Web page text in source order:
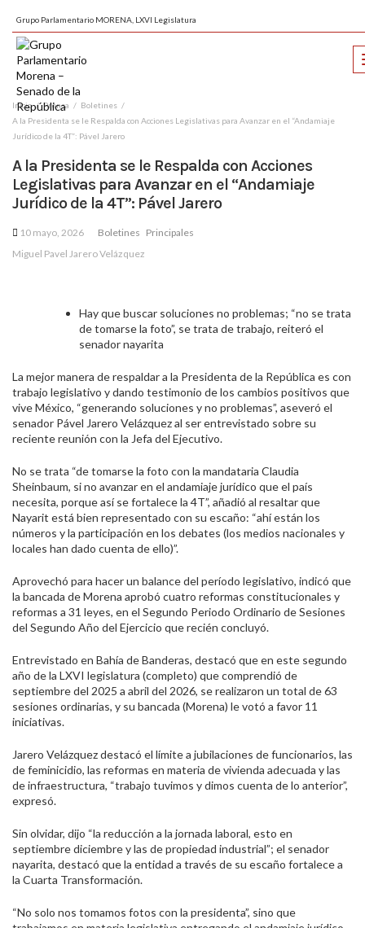
Grupo Parlamentario MORENA, LXVI Legislatura
Inicio Prensa
Boletines
A la Presidenta se le Respalda con Acciones Legislativas para Avanzar en el “Andamiaje
Jurídico de la 4T”: Pável Jarero
A la Presidenta se le Respalda con Acciones
Legislativas para Avanzar en el “Andamiaje
Jurídico de la 4T”: Pável Jarero
10 mayo, 2026 Boletines Principales
Miguel Pavel Jarero Velázquez
Hay que buscar soluciones no problemas; “no se trata
de tomarse la foto”, se trata de trabajo, reiteró el
senador nayarita
La mejor manera de respaldar a la Presidenta de la República es con
trabajo legislativo y dando testimonio de los cambios positivos que
vive México, “generando soluciones y no problemas”, aseveró el
senador Pável Jarero Velázquez al ser entrevistado sobre su
reciente reunión con la Jefa del Ejecutivo.
No se trata “de tomarse la foto con la mandataria Claudia
Sheinbaum, si no avanzar en el andamiaje jurídico que el país
necesita, porque así se fortalece la 4T”, añadió al resaltar que
Nayarit está bien representado con su escaño: “ahí están los
números y la participación en los debates (los medios nacionales y
locales han dado cuenta de ello)”.
Aprovechó para hacer un balance del período legislativo, indicó que
la bancada de Morena aprobó cuatro reformas constitucionales y
reformas a 31 leyes, en el Segundo Periodo Ordinario de Sesiones
del Segundo Año del Ejercicio que recién concluyó.
Entrevistado en Bahía de Banderas, destacó que en este segundo
año de la LXVI legislatura (completo) que comprendió de
septiembre del 2025 a abril del 2026, se realizaron un total de 63
sesiones ordinarias, y su bancada (Morena) le votó a favor 11
iniciativas.
Jarero Velázquez destacó el límite a jubilaciones de funcionarios, las
de feminicidio, las reformas en materia de vivienda adecuada y las
de infraestructura, “trabajo tuvimos y dimos cuenta de lo anterior”,
expresó.
Sin olvidar, dijo “la reducción a la jornada laboral, esto en
septiembre diciembre y las de propiedad industrial”; el senador
nayarita, destacó que la entidad a través de su escaño fortalece a
la Cuarta Transformación.
“No solo nos tomamos fotos con la presidenta”, sino que